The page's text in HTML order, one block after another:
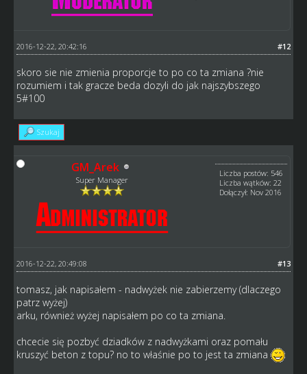
#12
2016-12-22, 20:42:16
skoro sie nie zmienia proporcje to po co ta zmiana ?nie
rozumiem i tak gracze beda dozyli do jak najszybszego
5#100
Szukaj
GM_Arek
Super Manager
Liczba postów: 546
Liczba wątków: 22
Dołączył: Nov 2016
#13
2016-12-22, 20:49:08
tomasz, jak napisałem - nadwyżek nie zabierzemy (dlaczego
patrz wyżej)
arku, również wyżej napisałem po co ta zmiana.
chcecie się pozbyć dziadków z nadwyżkami oraz pomału
kruszyć beton z topu? no to właśnie po to jest ta zmiana